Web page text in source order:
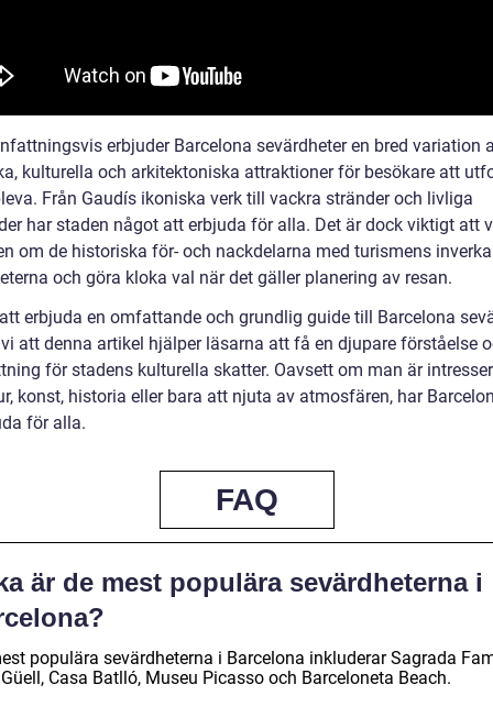
erbjuder Barcelona sevärdheter en bred variation
kulturella och arkitektoniska attraktioner för besökare att
Från Gaudís ikoniska verk till vackra stränder och livliga
har staden något att erbjuda för alla. Det är dock viktigt att
om de historiska för- och nackdelarna med turismens
och göra kloka val när det gäller planering av resan.
erbjuda en omfattande och grundlig guide till Barcelona
att denna artikel hjälper läsarna att få en djupare förståelse
för stadens kulturella skatter. Oavsett om man är
konst, historia eller bara att njuta av atmosfären, har
för alla.
FAQ
är de mest populära sevärdheterna i
populära sevärdheterna i Barcelona inkluderar Sagrada
Casa Batlló, Museu Picasso och Barceloneta Beach.